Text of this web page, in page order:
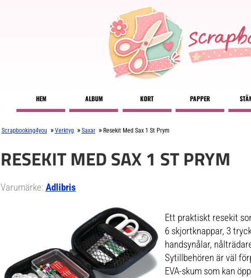
HEM ALBUM KORT PAPPER
Scrapbooking4you » Verktyg » Saxar » Resekit Med Sax 1 St Prym
RESEKIT MED SAX 1 ST PRYM
Varumärke: Adlibris
Ett praktiskt resekit
6 skjortknappar, 3
handsynålar,
Sytillbehören är väl
EVA-skum som kan